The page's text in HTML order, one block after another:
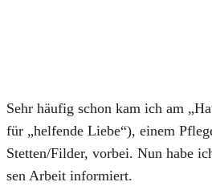
Sehr häu­fig schon kam ich am
für „hel­fen­de Lie­be“), einem
Stetten/Filder, vor­bei. Nun habe
sen Arbeit infor­miert.